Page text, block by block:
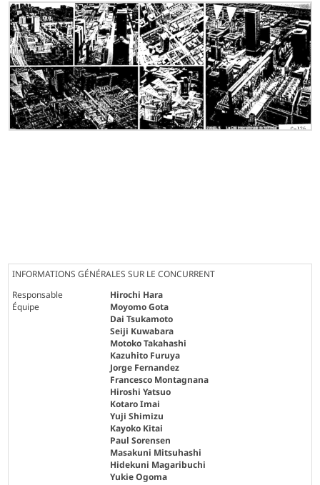
INFORMATIONS GÉNÉRALES SUR LE CONCURRENT
Responsable
Hirochi Hara
Équipe
Moyomo Gota
Dai Tsukamoto
Seiji Kuwabara
Motoko Takahashi
Kazuhito Furuya
Jorge Fernandez
Francesco Montagnana
Hiroshi Yatsuo
Kotaro Imai
Yuji Shimizu
Kayoko Kitai
Paul Sorensen
Masakuni Mitsuhashi
Hidekuni Magaribuchi
Yukie Ogoma